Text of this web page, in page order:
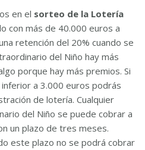
en el sorteo de la Lotería
con más de 40.000 euros a
retención del 20% cuando se
del Niño hay más
porque hay más premios. Si
a 3.000 euros podrás
de lotería. Cualquier
del Niño se puede cobrar a
un plazo de tres meses.
este plazo no se podrá cobrar